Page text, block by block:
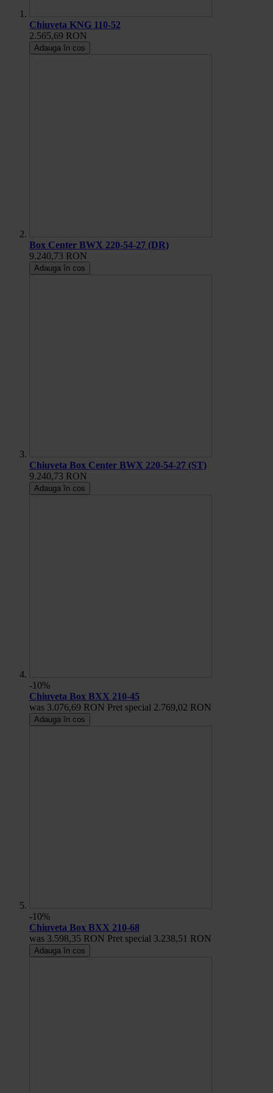
Chiuveta KNG 110-52
2.565,69 RON
Adauga în cos
Box Center BWX 220-54-27 (DR)
9.240,73 RON
Adauga în cos
Chiuveta Box Center BWX 220-54-27 (ST)
9.240,73 RON
Adauga în cos
-10%
Chiuveta Box BXX 210-45
was 3.076,69 RON Pret special 2.769,02 RON
Adauga în cos
-10%
Chiuveta Box BXX 210-68
was 3.598,35 RON Pret special 3.238,51 RON
Adauga în cos